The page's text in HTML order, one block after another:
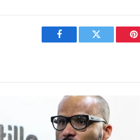
FacebookTwitter